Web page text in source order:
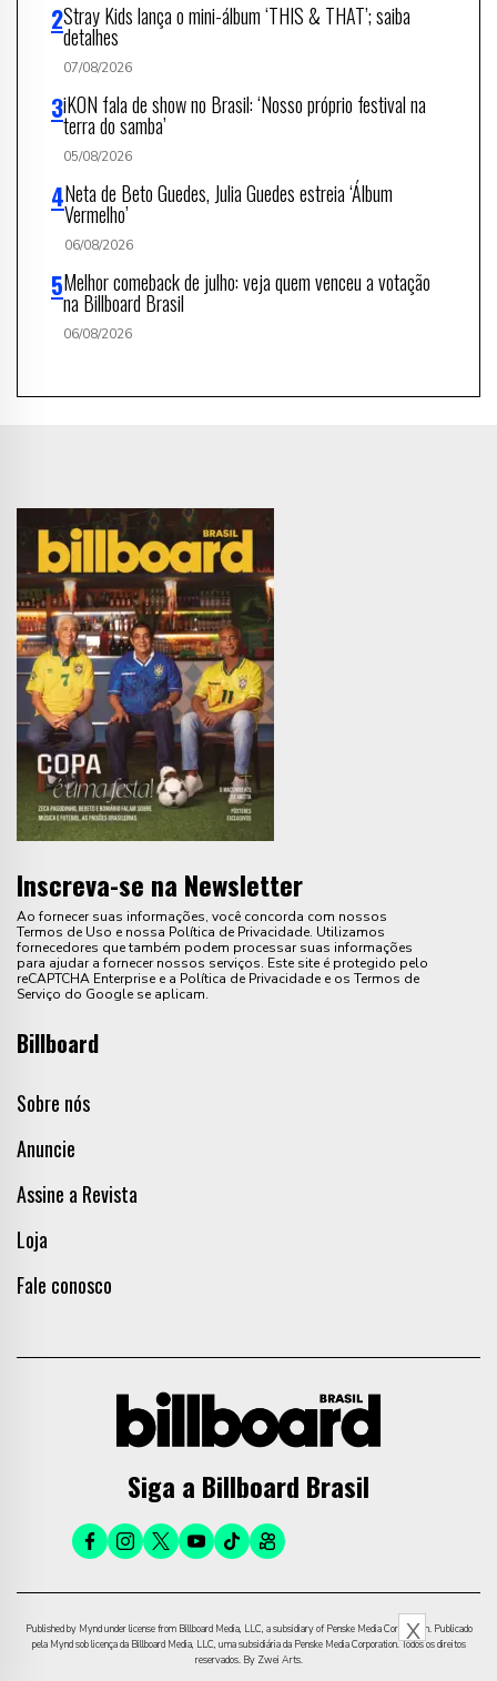
Stray Kids lança o mini-álbum ‘THIS & THAT’; saiba
detalhes
07/08/2026
iKON fala de show no Brasil: ‘Nosso próprio festival na
terra do samba’
05/08/2026
Neta de Beto Guedes, Julia Guedes estreia ‘Álbum
Vermelho’
06/08/2026
Melhor comeback de julho: veja quem venceu a votação
na Billboard Brasil
06/08/2026
Inscreva-se na Newsletter
Ao fornecer suas informações, você concorda com nossos
Termos de Uso e nossa Política de Privacidade. Utilizamos
fornecedores que também podem processar suas informações
para ajudar a fornecer nossos serviços. Este site é protegido pelo
reCAPTCHA Enterprise e a Política de Privacidade e os Termos de
Serviço do Google se aplicam.
Billboard
Sobre nós
Anuncie
Assine a Revista
Loja
Fale conosco
Siga a Billboard Brasil
Published by Mynd under license from Billboard Media, LLC, a subsidiary of Penske Media Corporation. Publicado
pela Mynd sob licença da Billboard Media, LLC, uma subsidiária da Penske Media Corporation. Todos os direitos
reservados. By Zwei Arts.
X